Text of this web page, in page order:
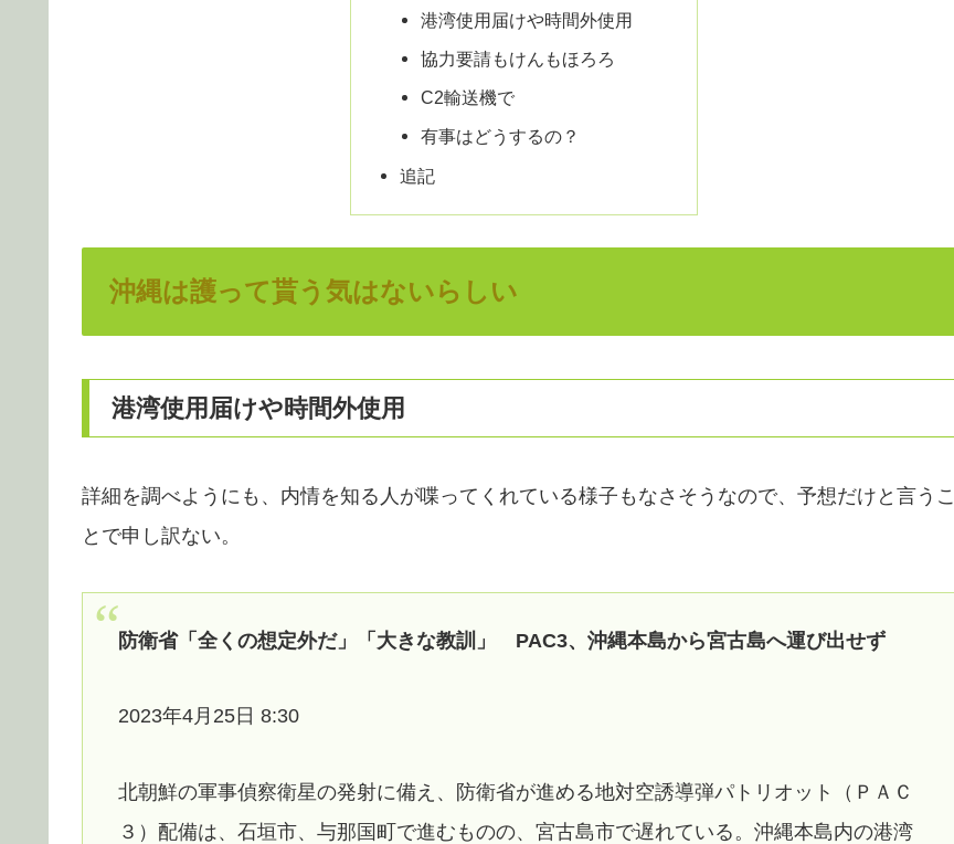
港湾使用届けや時間外使用
協力要請もけんもほろろ
C2輸送機で
有事はどうするの？
追記
沖縄は護って貰う気はないらしい
港湾使用届けや時間外使用
詳細を調べようにも、内情を知る人が喋ってくれている様子もなさそうなので、予想だけと言うこ
とで申し訳ない。
防衛省「全くの想定外だ」「大きな教訓」 PAC3、沖縄本島から宮古島へ運び出せず
2023年4月25日 8:30
北朝鮮の軍事偵察衛星の発射に備え、防衛省が進める地対空誘導弾パトリオット（ＰＡＣ
３）配備は、石垣市、与那国町で進むものの、宮古島市で遅れている。沖縄本島内の港湾